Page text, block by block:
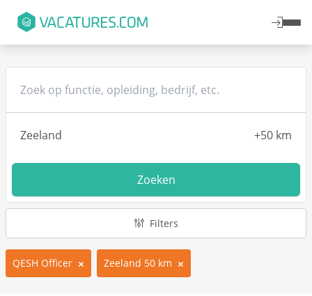
Zoeken
Filters
QESH Officer Zeeland 50 km